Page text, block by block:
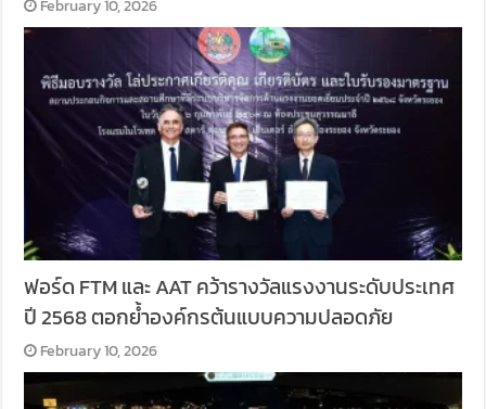
February 10, 2026
ฟอร์ด FTM และ AAT คว้ารางวัลแรงงานระดับประเทศ
ปี 2568 ตอกย้ำองค์กรต้นแบบความปลอดภัย
February 10, 2026